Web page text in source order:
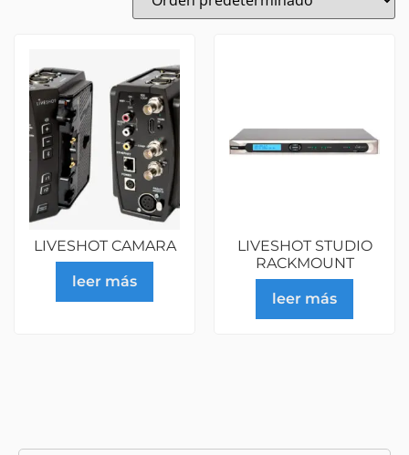
LIVESHOT CAMARA
leer más
LIVESHOT STUDIO
RACKMOUNT
leer más